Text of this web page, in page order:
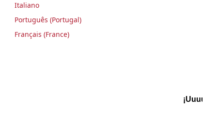
Italiano
Português (Portugal)
Français (France)